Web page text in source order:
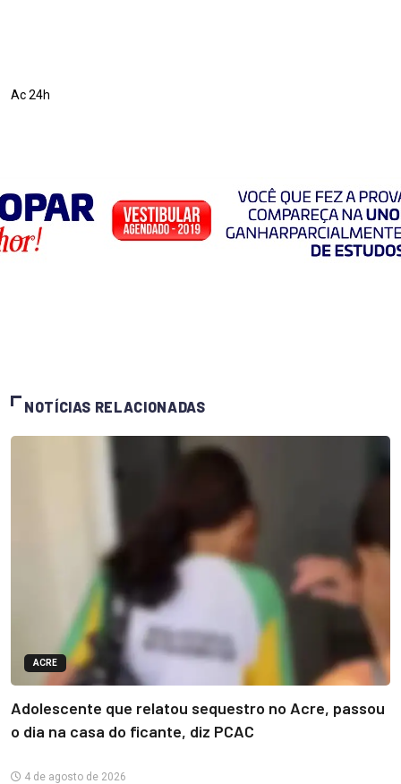
Ac 24h
NOTÍCIAS RELACIONADAS
ACRE
Adolescente que relatou sequestro no Acre, passou
o dia na casa do ficante, diz PCAC
4 de agosto de 2026